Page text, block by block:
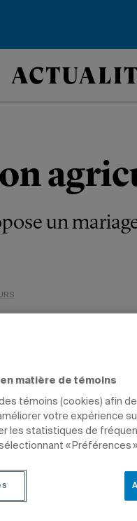
un
matière de témoins
témoins (cookies) afin
votre expérience
les statistiques de
« Préférences